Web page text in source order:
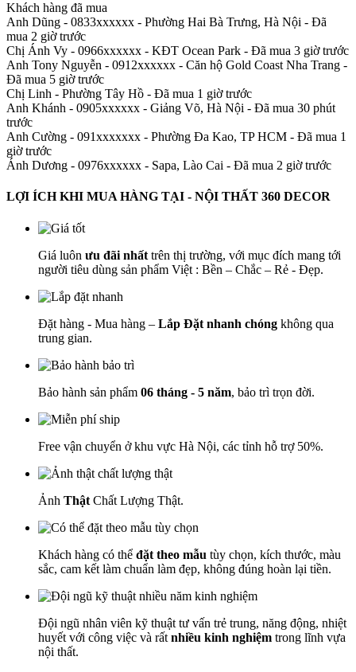
Khách hàng đã mua
Anh Dũng - 0833xxxxxx - Phường Hai Bà Trưng, Hà Nội - Đã
mua 2 giờ trước
Chị Ánh Vy - 0966xxxxxx - KĐT Ocean Park - Đã mua 3 giờ trước
Anh Tony Nguyễn - 0912xxxxxx - Căn hộ Gold Coast Nha Trang -
Đã mua 5 giờ trước
Chị Linh - Phường Tây Hồ - Đã mua 1 giờ trước
Anh Khánh - 0905xxxxxx - Giảng Võ, Hà Nội - Đã mua 30 phút
trước
Anh Cường - 091xxxxxxx - Phường Đa Kao, TP HCM - Đã mua 1
giờ trước
Ánh Dương - 0976xxxxxx - Sapa, Lào Cai - Đã mua 2 giờ trước
LỢI ÍCH KHI MUA HÀNG TẠI - NỘI THẤT 360 DECOR
Giá luôn ưu đãi nhất trên thị trường, với mục đích mang tới
người tiêu dùng sản phẩm Việt : Bền – Chắc – Rẻ - Đẹp.
Đặt hàng - Mua hàng – Lắp Đặt nhanh chóng không qua
trung gian.
Bảo hành sản phẩm 06 tháng - 5 năm, bảo trì trọn đời.
Free vận chuyển ở khu vực Hà Nội, các tỉnh hỗ trợ 50%.
Ảnh Thật Chất Lượng Thật.
Khách hàng có thể đặt theo mẫu tùy chọn, kích thước, màu
sắc, cam kết làm chuẩn làm đẹp, không đúng hoàn lại tiền.
Đội ngũ nhân viên kỹ thuật tư vấn trẻ trung, năng động, nhiệt
huyết với công việc và rất nhiều kinh nghiệm trong lĩnh vựa
nội thất.